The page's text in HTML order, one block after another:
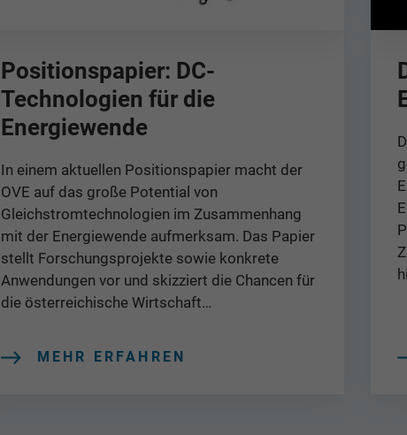
Positionspapier: DC-
Technologien für die
Energiewende
In einem aktuellen Positionspapier macht der
OVE auf das große Potential von
Gleichstromtechnologien im Zusammenhang
mit der Energiewende aufmerksam. Das Papier
stellt Forschungsprojekte sowie konkrete
Anwendungen vor und skizziert die Chancen für
die österreichische Wirtschaft…
MEHR ERFAHREN